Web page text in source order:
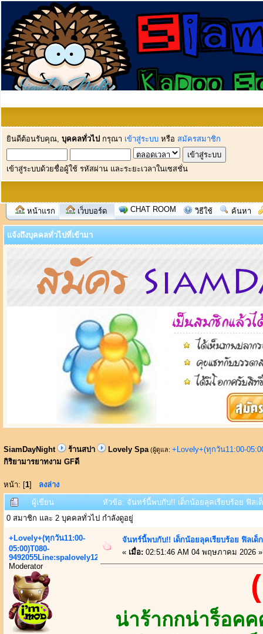
ยินดีต้อนรับคุณ, บุคคลทั่วไป กรุณา เข้าสู่ระบบ หรือ สมัครสมาชิก
เข้าสู่ระบบด้วยชื่อผู้ใช้ รหัสผ่าน และระยะเวลาในเซสชั่น
หน้าแรก เว็บบอร์ด CHAT ROOM วิธีใช้ ค้นหา
แจ้งถึงบุคคลทั่วไปที่เข้ามา
SiamDayNight ร้านสปา Lovely Spa (ผู้ดูแล: +Lovely+(ทุกวัน11:00-
กิริยามารยาทงาม GFดี
หน้า: [1] ลงล่าง
ผู้เขียน
หัวข้อ: จันทร์นี้พบกับ!! เด็กน้อยลุคเรียบร้อย ฟิลเ
0 สมาชิก และ 2 บุคคลทั่วไป กำลังดูอยู่
+Lovely+(ทุกวัน11:00-
05:00)T080-
9492055Line:spalovely123
Moderator
จันทร์นี้พบกับ!! เด็กน้อยลุคเรียบร้อย ฟิลเด็
« เมื่อ: 02:51:46 AM 04 พฤษภาคม 2026 »
น่าร้ากกน่าร็อ